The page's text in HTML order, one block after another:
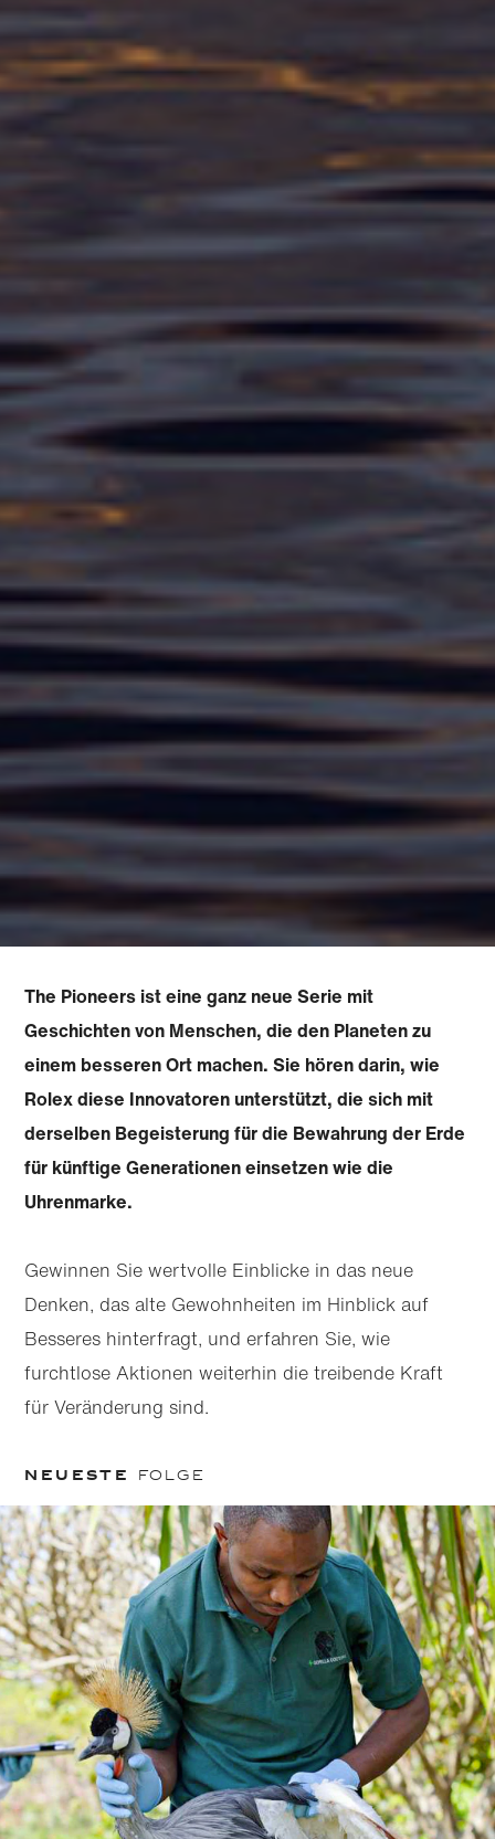
The Pioneers ist eine ganz neue Serie mit
Geschichten von Menschen, die den Planeten zu
einem besseren Ort machen. Sie hören darin, wie
Rolex diese Innovatoren unterstützt, die sich mit
derselben Begeisterung für die Bewahrung der Erde
für künftige Generationen einsetzen wie die
Uhrenmarke.
Gewinnen Sie wertvolle Einblicke in das neue
Denken, das alte Gewohnheiten im Hinblick auf
Besseres hinterfragt, und erfahren Sie, wie
furchtlose Aktionen weiterhin die treibende Kraft
für Veränderung sind.
Neueste Folge